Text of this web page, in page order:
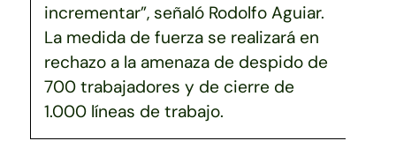
incrementar”, señaló Rodolfo Aguiar.
La medida de fuerza se realizará en
rechazo a la amenaza de despido de
700 trabajadores y de cierre de
1.000 líneas de trabajo.